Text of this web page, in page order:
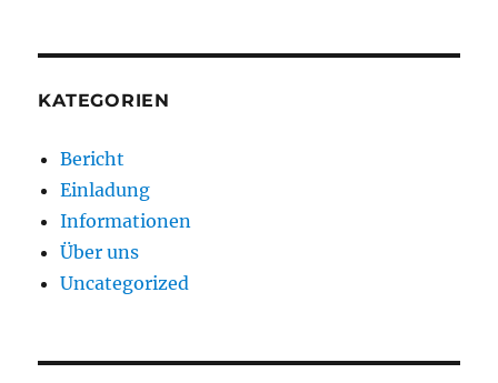
KATEGORIEN
Bericht
Einladung
Informationen
Über uns
Uncategorized